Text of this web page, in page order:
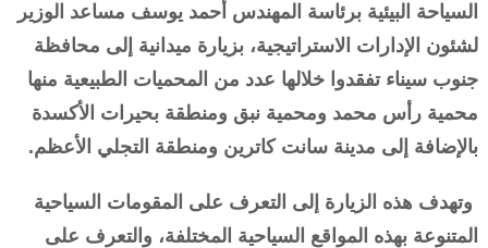
السياحة البيئية برئاسة المهندس أحمد يوسف مساعد الوزير
لشئون الإدارات الاستراتيجية، بزيارة ميدانية إلى محافظة
جنوب سيناء تفقدوا خلالها عدد من المحميات الطبيعية منها
محمية رأس محمد ومحمية نبق ومنطقة بحيرات الأكسدة
بالإضافة إلى مدينة سانت كاترين ومنطقة التجلي الأعظم.
وتهدف هذه الزيارة إلى التعرف على المقومات السياحية
المتنوعة بهذه المواقع السياحية المختلفة، والتعرف على